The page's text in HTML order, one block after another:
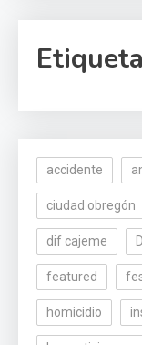
accidente
ciudad obregón
dif cajeme
featured
homicidio